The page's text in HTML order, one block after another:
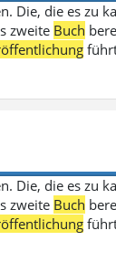
Die, die es zu
zweite Buch
Die, die es zu
zweite Buch